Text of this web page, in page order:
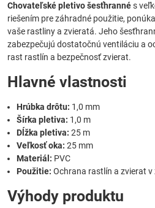
Chovateľské pletivo šesťhrannés
riešením pre záhradné použitie,
vaše rastliny a zvieratá. Jeho
zabezpečujú dostatočnú ventiláciu a
rast rastlín a bezpečnosť zvierat.
Hlavné vlastnosti
Hrúbka drôtu: 1,0 mm
Šírka pletiva: 1,0 m
Dĺžka pletiva: 25 m
Veľkosť oka: 25 mm
Materiál: PVC
Použitie: Ochrana rastlín a zvierat v
Výhody produktu